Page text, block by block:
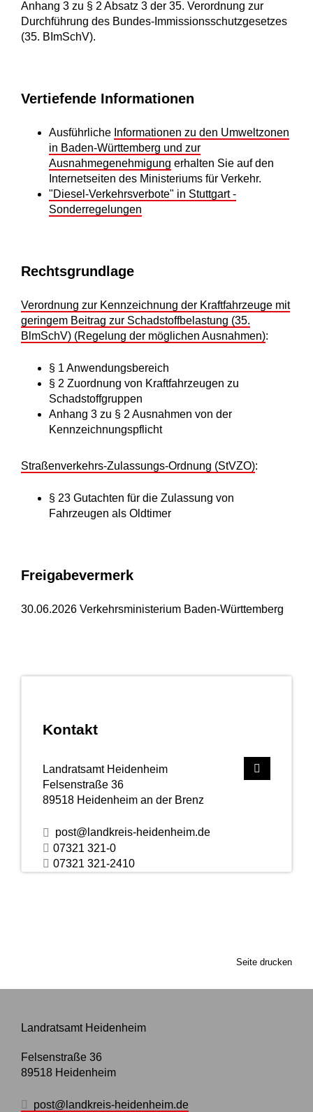
Kontakt
Landratsamt Heidenheim
Felsenstraße 36
89518 Heidenheim an der Brenz
post@landkreis-heidenheim.de
07321 321-0
07321 321-2410
Anhang 3 zu § 2 Absatz 3 der 35. Verordnung zur
Durchführung des Bundes-Immissionsschutzgesetzes
(35. BImSchV).
Vertiefende Informationen
Ausführliche Informationen zu den Umweltzonen
in Baden-Württemberg und zur
Ausnahmegenehmigung erhalten Sie auf den
Internetseiten des Ministeriums für Verkehr.
"Diesel-Verkehrsverbote" in Stuttgart -
Sonderregelungen
Rechtsgrundlage
Verordnung zur Kennzeichnung der Kraftfahrzeuge mit
geringem Beitrag zur Schadstoffbelastung (35.
BlmSchV) (Regelung der möglichen Ausnahmen):
§ 1 Anwendungsbereich
§ 2 Zuordnung von Kraftfahrzeugen zu
Schadstoffgruppen
Anhang 3 zu § 2 Ausnahmen von der
Kennzeichnungspflicht
Straßenverkehrs-Zulassungs-Ordnung (StVZO):
§ 23 Gutachten für die Zulassung von
Fahrzeugen als Oldtimer
Freigabevermerk
30.06.2026 Verkehrsministerium Baden-Württemberg
Seite drucken
Landratsamt Heidenheim
Felsenstraße 36
89518 Heidenheim
post@landkreis-heidenheim.de